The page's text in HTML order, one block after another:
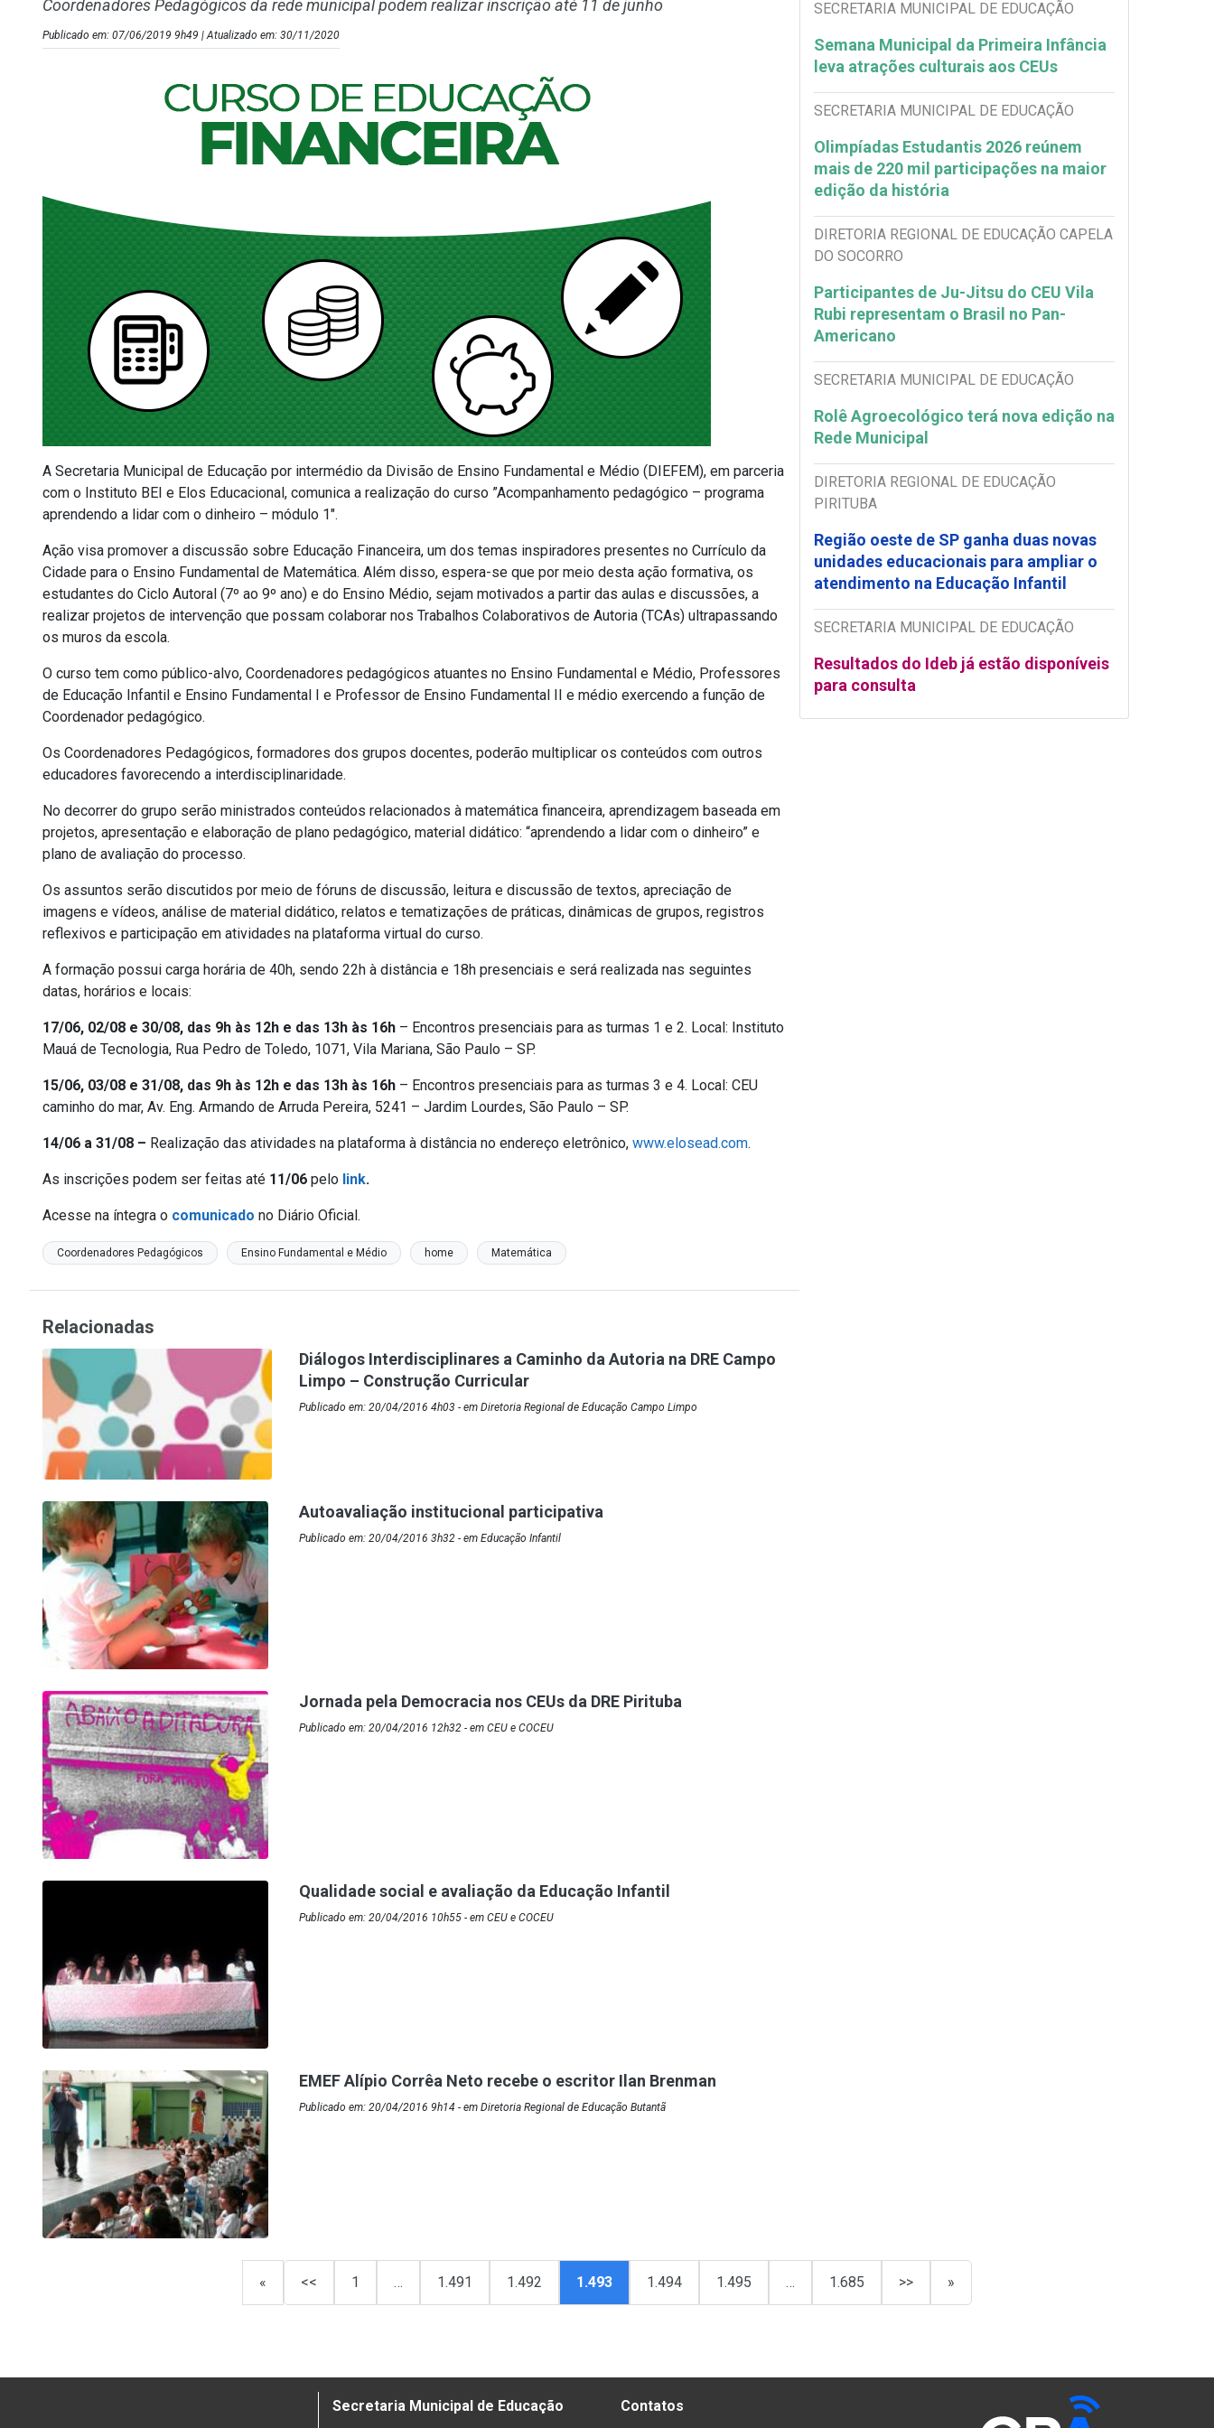
Coordenadores Pedagógicos da rede municipal podem realizar inscrição até 11 de junho
Publicado em: 07/06/2019 9h49 | Atualizado em: 30/11/2020
A Secretaria Municipal de Educação por intermédio da Divisão de Ensino Fundamental e Médio (DIEFEM), em parceria
com o Instituto BEI e Elos Educacional, comunica a realização do curso ”Acompanhamento pedagógico – programa
aprendendo a lidar com o dinheiro – módulo 1″.
Ação visa promover a discussão sobre Educação Financeira, um dos temas inspiradores presentes no Currículo da
Cidade para o Ensino Fundamental de Matemática. Além disso, espera-se que por meio desta ação formativa, os
estudantes do Ciclo Autoral (7º ao 9º ano) e do Ensino Médio, sejam motivados a partir das aulas e discussões, a
realizar projetos de intervenção que possam colaborar nos Trabalhos Colaborativos de Autoria (TCAs) ultrapassando
os muros da escola.
O curso tem como público-alvo, Coordenadores pedagógicos atuantes no Ensino Fundamental e Médio, Professores
de Educação Infantil e Ensino Fundamental I e Professor de Ensino Fundamental II e médio exercendo a função de
Coordenador pedagógico.
Os Coordenadores Pedagógicos, formadores dos grupos docentes, poderão multiplicar os conteúdos com outros
educadores favorecendo a interdisciplinaridade.
No decorrer do grupo serão ministrados conteúdos relacionados à matemática financeira, aprendizagem baseada em
projetos, apresentação e elaboração de plano pedagógico, material didático: “aprendendo a lidar com o dinheiro” e
plano de avaliação do processo.
Os assuntos serão discutidos por meio de fóruns de discussão, leitura e discussão de textos, apreciação de
imagens e vídeos, análise de material didático, relatos e tematizações de práticas, dinâmicas de grupos, registros
reflexivos e participação em atividades na plataforma virtual do curso.
A formação possui carga horária de 40h, sendo 22h à distância e 18h presenciais e será realizada nas seguintes
datas, horários e locais:
17/06, 02/08 e 30/08, das 9h às 12h e das 13h às 16h – Encontros presenciais para as turmas 1 e 2. Local: Instituto
Mauá de Tecnologia, Rua Pedro de Toledo, 1071, Vila Mariana, São Paulo – SP.
15/06, 03/08 e 31/08, das 9h às 12h e das 13h às 16h – Encontros presenciais para as turmas 3 e 4. Local: CEU
caminho do mar, Av. Eng. Armando de Arruda Pereira, 5241 – Jardim Lourdes, São Paulo – SP.
14/06 a 31/08 – Realização das atividades na plataforma à distância no endereço eletrônico, www.elosead.com.
As inscrições podem ser feitas até 11/06 pelo link.
Acesse na íntegra o comunicado no Diário Oficial.
Coordenadores Pedagógicos Ensino Fundamental e Médio home Matemática
SECRETARIA MUNICIPAL DE EDUCAÇÃO
Semana Municipal da Primeira Infância
leva atrações culturais aos CEUs
SECRETARIA MUNICIPAL DE EDUCAÇÃO
Olimpíadas Estudantis 2026 reúnem
mais de 220 mil participações na maior
edição da história
DIRETORIA REGIONAL DE EDUCAÇÃO CAPELA
DO SOCORRO
Participantes de Ju-Jitsu do CEU Vila
Rubi representam o Brasil no Pan-
Americano
SECRETARIA MUNICIPAL DE EDUCAÇÃO
Rolê Agroecológico terá nova edição na
Rede Municipal
DIRETORIA REGIONAL DE EDUCAÇÃO
PIRITUBA
Região oeste de SP ganha duas novas
unidades educacionais para ampliar o
atendimento na Educação Infantil
SECRETARIA MUNICIPAL DE EDUCAÇÃO
Resultados do Ideb já estão disponíveis
para consulta
Relacionadas
Diálogos Interdisciplinares a Caminho da Autoria na DRE Campo
Limpo – Construção Curricular
Publicado em: 20/04/2016 4h03 - em Diretoria Regional de Educação Campo Limpo
Autoavaliação institucional participativa
Publicado em: 20/04/2016 3h32 - em Educação Infantil
Jornada pela Democracia nos CEUs da DRE Pirituba
Publicado em: 20/04/2016 12h32 - em CEU e COCEU
Qualidade social e avaliação da Educação Infantil
Publicado em: 20/04/2016 10h55 - em CEU e COCEU
EMEF Alípio Corrêa Neto recebe o escritor Ilan Brenman
Publicado em: 20/04/2016 9h14 - em Diretoria Regional de Educação Butantã
« << 1 … 1.491 1.492 1.493 1.494 1.495 … 1.685 >> »
Secretaria Municipal de Educação Contatos